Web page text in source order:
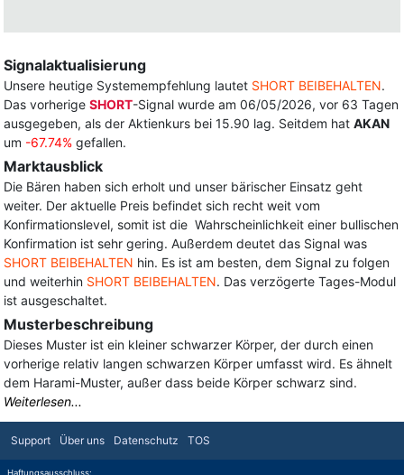
Signalaktualisierung
Unsere heutige Systemempfehlung lautet SHORT BEIBEHALTEN.
Das vorherige SHORT-Signal wurde am 06/05/2026, vor 63 Tagen
ausgegeben, als der Aktienkurs bei 15.90 lag. Seitdem hat AKAN
um -67.74% gefallen.
Marktausblick
Die Bären haben sich erholt und unser bärischer Einsatz geht
weiter. Der aktuelle Preis befindet sich recht weit vom
Konfirmationslevel, somit ist die Wahrscheinlichkeit einer bullischen
Konfirmation ist sehr gering. Außerdem deutet das Signal was
SHORT BEIBEHALTEN hin. Es ist am besten, dem Signal zu folgen
und weiterhin SHORT BEIBEHALTEN. Das verzögerte Tages-Modul
ist ausgeschaltet.
Musterbeschreibung
Dieses Muster ist ein kleiner schwarzer Körper, der durch einen
vorherige relativ langen schwarzen Körper umfasst wird. Es ähnelt
dem Harami-Muster, außer dass beide Körper schwarz sind.
Weiterlesen...
Support Über uns Datenschutz TOS
Haftungsausschluss: